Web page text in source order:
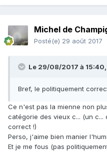
Michel de
Posté(e) 29 août 2017
Le 29/08/2017 à 15:40,
Bref, le politiquement
Ce n'est pas la mienne non
catégorie des vieux c... (un
correct !)
Perso, j'aime bien manier
Et je me fous (pas